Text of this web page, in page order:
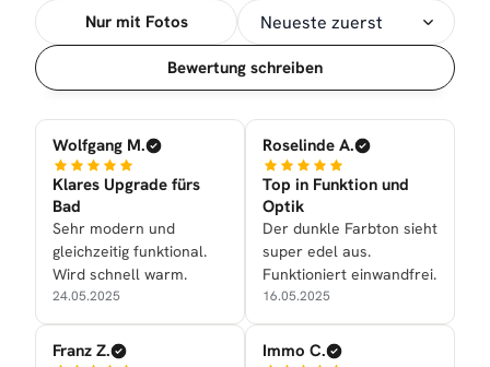
Nur mit Fotos
Sortierung
Bewertung schreiben
Wolfgang M.
Klares Upgrade fürs
Bad
Sehr modern und
gleichzeitig funktional.
Wird schnell warm.
24.05.2025
Franz Z.
Roselinde A.
Top in Funktion und
Optik
Der dunkle Farbton sieht
super edel aus.
Funktioniert einwandfrei.
16.05.2025
Immo C.